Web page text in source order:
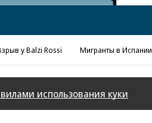
у Balzi Rossi Мигранты в Испании
использования куки